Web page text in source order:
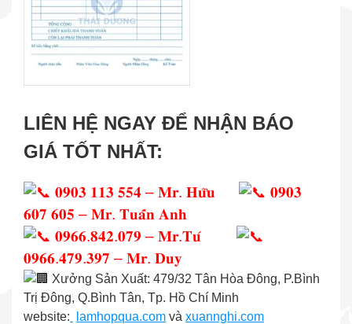
LIÊN HỆ NGAY ĐỂ NHẬN BÁO
GIÁ TỐT NHẤT:
𝟎𝟗𝟎𝟑 𝟏𝟏𝟑 𝟓𝟓𝟒 – 𝐌𝐫. 𝐇𝐮̛̃𝐮
𝟎𝟗𝟎𝟑
𝟔𝟎𝟕 𝟔𝟎𝟓 – 𝐌𝐫. 𝐓𝐮𝐚̂́𝐧 𝐀𝐧𝐡
𝟎𝟗𝟔𝟔.𝟖𝟒𝟐.𝟎𝟕𝟗 – 𝐌𝐫.𝐓𝐮́
𝟎𝟗𝟔𝟔.𝟒𝟕𝟗.𝟑𝟗𝟕 – 𝐌𝐫. 𝐃𝐮𝐲
Xưởng Sản Xuất: 479/32 Tân Hòa Đông, P.Bình
Trị Đông, Q.Bình Tân, Tp. Hồ Chí Minh
website:
lamhopqua.com và xuannghi.com